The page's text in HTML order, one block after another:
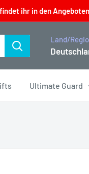
ihr in den
Land/
Ultimate Guard